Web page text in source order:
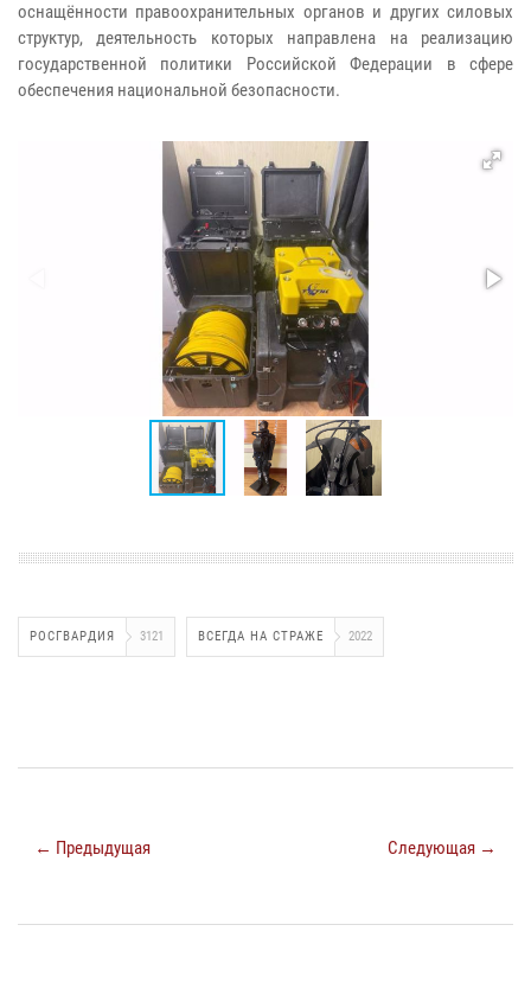
оснащённости правоохранительных органов и других силовых
структур, деятельность которых направлена на реализацию
государственной политики Российской Федерации в сфере
обеспечения национальной безопасности.
РОСГВАРДИЯ 3121 ВСЕГДА НА СТРАЖЕ 2022
← Предыдущая Следующая →